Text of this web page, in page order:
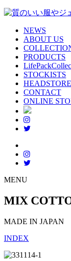
NEWS
ABOUT US
PRODUCTS
STOCKISTS
HEADSTORE
CONTACT
ONLINE
MENU
MIX
MADE IN JAPAN
INDEX